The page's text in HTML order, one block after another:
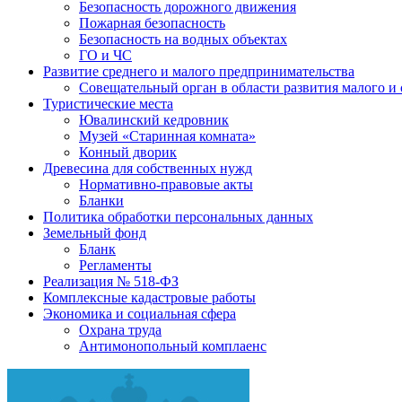
Безопасность дорожного движения
Пожарная безопасность
Безопасность на водных объектах
ГО и ЧС
Развитие среднего и малого предпринимательства
Совещательный орган в области развития малого и
Туристические места
Ювалинский кедровник
Музей «Старинная комната»
Конный дворик
Древесина для собственных нужд
Нормативно-правовые акты
Бланки
Политика обработки персональных данных
Земельный фонд
Бланк
Регламенты
Реализация № 518-ФЗ
Комплексные кадастровые работы
Экономика и социальная сфера
Охрана труда
Антимонопольный комплаенс